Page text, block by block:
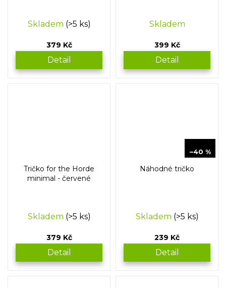
Skladem (>5 ks)
379 Kč
Detail
Skladem
399 Kč
Detail
Tričko for the Horde
minimal - červené
Skladem (>5 ks)
379 Kč
Detail
–40 %
Náhodné tričko
Skladem (>5 ks)
239 Kč
Detail